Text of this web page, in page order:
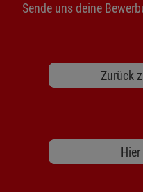
Sende uns deine
Zurück